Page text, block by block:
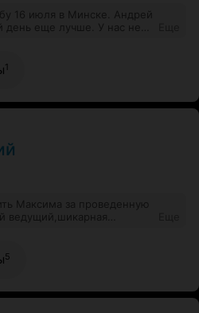
16 июля в Минске. Андрей
день еще лучше. У нас не
Спасибо
1
Максима за проведенную
ведущий,шикарная
огромное.
5